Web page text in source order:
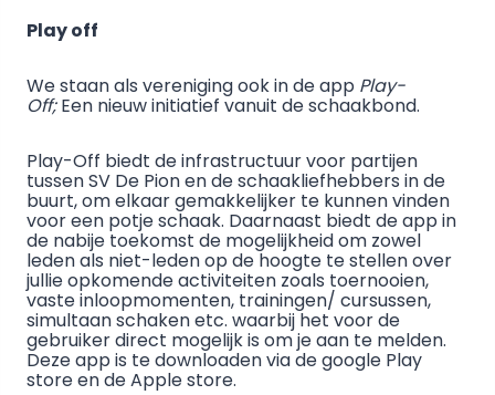
Play off
We staan als vereniging ook in de app Play-
Off;Een nieuw initiatief vanuit de schaakbond.
Play-Off biedt de infrastructuur voor partijen
tussen SV De Pion en de schaakliefhebbers in de
buurt, om elkaar gemakkelijker te kunnen vinden
voor een potje schaak. Daarnaast biedt de app in
de nabije toekomst de mogelijkheid om zowel
leden als niet-leden op de hoogte te stellen over
jullie opkomende activiteiten zoals toernooien,
vaste inloopmomenten, trainingen/ cursussen,
simultaan schaken etc. waarbij het voor de
gebruiker direct mogelijk is om je aan te melden.
Deze app is te downloaden via de google Play
store en de Apple store.